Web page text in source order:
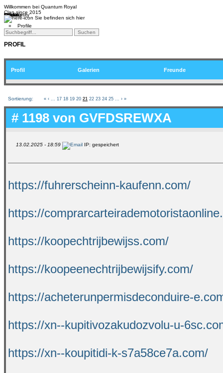
Willkommen bei Quantum Royal
Clan since 2015
Home
Teams
Community
Media
Social
QR-Cup
Sie befinden sich hier
» Profile
PROFIL
Profil Galerien Freunde
Sortierung: « ‹ 17 18 19 20 21 22 23 24 25 › »
# 1198 von GVFDSREWXA
13.02.2025 - 18:59 IP: gespeichert
https://fuhrerscheinn-kaufenn.com/
https://
https://koopechtrijbewijss.com/
https://koopeenechtrijbewijsify.com/
https://acheterunpermisdeconduire-
https://xn--kupitivozakudozvolu-u-
https://xn--koupitidi-k-s7a58ce7a.com/